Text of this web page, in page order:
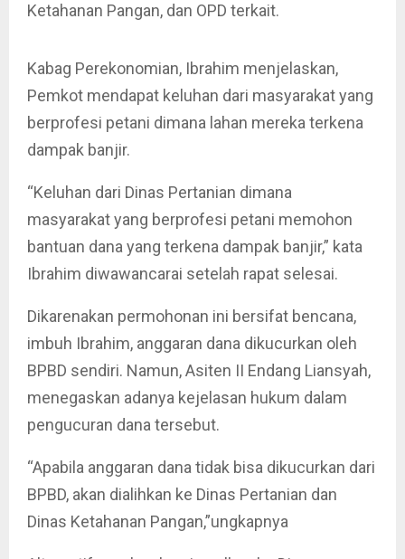
Ketahanan Pangan, dan OPD terkait.
Kabag Perekonomian, Ibrahim menjelaskan,
Pemkot mendapat keluhan dari masyarakat yang
berprofesi petani dimana lahan mereka terkena
dampak banjir.
“Keluhan dari Dinas Pertanian dimana
masyarakat yang berprofesi petani memohon
bantuan dana yang terkena dampak banjir,” kata
Ibrahim diwawancarai setelah rapat selesai.
Dikarenakan permohonan ini bersifat bencana,
imbuh Ibrahim, anggaran dana dikucurkan oleh
BPBD sendiri. Namun, Asiten II Endang Liansyah,
menegaskan adanya kejelasan hukum dalam
pengucuran dana tersebut.
“Apabila anggaran dana tidak bisa dikucurkan dari
BPBD, akan dialihkan ke Dinas Pertanian dan
Dinas Ketahanan Pangan,”ungkapnya